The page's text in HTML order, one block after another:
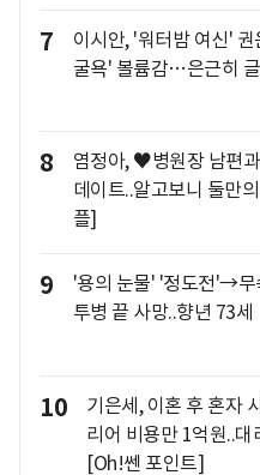
7
이시안, '워터밤 여신'
굴욕' 볼륨감…은근히
8
염정아, ♥병원장 남편
데이트..알고보니 둘만
플]
9
'용의 눈물' '정도전'→무
투병 끝 사망..향년 73세
10
기은세, 이혼 후 혼자
리어 비용만 1억원..
[Oh!쎈 포인트]